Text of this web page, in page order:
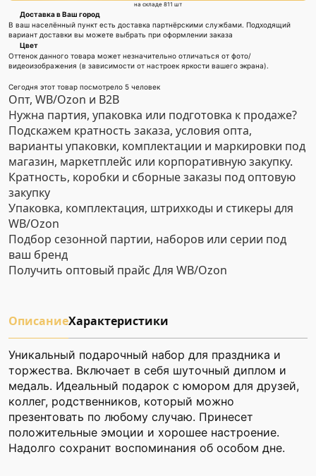
на складе 811 шт
Доставка в Ваш город
В ваш населённый пункт есть доставка партнёрскими службами. Подходящий
вариант доставки вы можете выбрать при оформлении заказа
Цвет
Оттенок данного товара может незначительно отличаться от фото/
видеоизображения (в зависимости от настроек яркости вашего экрана).
Сегодня этот товар посмотрело 5 человек
Опт, WB/Ozon и B2B
Нужна партия, упаковка или подготовка к продаже?
Подскажем кратность заказа, условия опта,
варианты упаковки, комплектации и маркировки под
магазин, маркетплейс или корпоративную закупку.
Кратность, коробки и сборные заказы под оптовую
закупку
Упаковка, комплектация, штрихкоды и стикеры для
WB/Ozon
Подбор сезонной партии, наборов или серии под
ваш бренд
Получить оптовый прайс Для WB/Ozon
ОписаниеХарактеристики
Уникальный подарочный набор для праздника и
торжества. Включает в себя шуточный диплом и
медаль. Идеальный подарок с юмором для друзей,
коллег, родственников, который можно
презентовать по любому случаю. Принесет
положительные эмоции и хорошее настроение.
Надолго сохранит воспоминания об особом дне.